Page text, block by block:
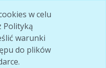
w celu
Polityką
warunki
do plików